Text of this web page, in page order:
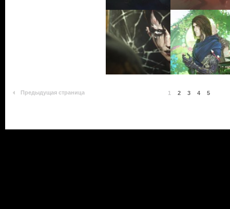
Предыдущая страница 1 2 3 4 5